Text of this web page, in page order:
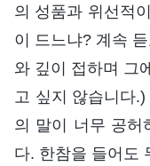
의 성품과 위선적
이 드느냐? 계속
와 깊이 접하며 그
고 싶지 않습니다
의 말이 너무 공허
다. 한참을 들어도